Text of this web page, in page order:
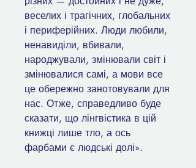
веселих і трагічних, глобальних
і периферійних. Люди любили,
ненавиділи, вбивали,
народжували, змінювали світ і
змінювалися самі, а мови все
це обережно занотовували для
нас. Отже, справедливо буде
сказати, що лінгвістика в цій
книжці лише тло, а ось
фарбами є людські долі».